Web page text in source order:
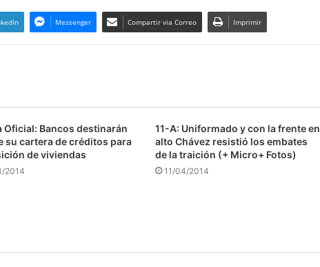
Messenger Compartir via Correo Imprimir
Oficial: Bancos destinarán
su cartera de créditos para
de viviendas
2014
11-A: Uniformado y con la frente en
alto Chávez resistió los embates
de la traición (+ Micro+ Fotos)
11/04/2014